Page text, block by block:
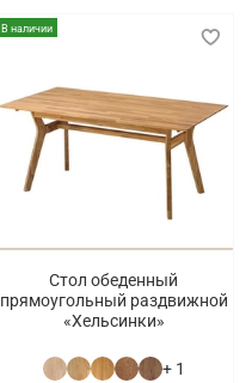
В наличии
Стол обеденный
прямоугольный раздвижной
«Хельсинки»
+ 1